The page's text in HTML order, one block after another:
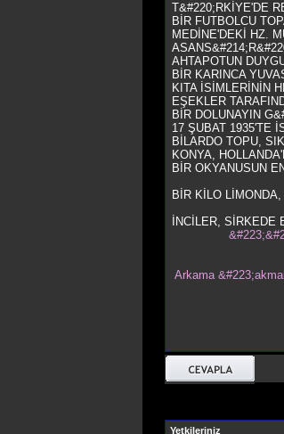
T&#220;RKİYE'DE
BİR FUTBOLCU
MEDİNE'DEKİ HZ.
AHTAPOTUN
BİR KARINCA
KITA İSİMLERİNİN
EŞEKLER
BİR DOLUNAYIN
17 ŞUBAT 1935'TE
BİLARDO TOPU,
KONYA,
BİR OKYANUSUN
BİR KİLO
İNCİLER, SİRKEDE
Arkama
Yetkileriniz